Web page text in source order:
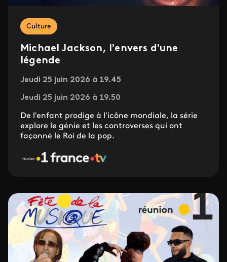
Culture
Michael Jackson, l'envers d'une
légende
Jeudi 25 juin 2026 à 19.45
Jeudi 25 juin 2026 à 19.50
De l'enfant prodige à l'icône mondiale, la série
explore le génie et les controverses qui ont
façonné le Roi de la pop.